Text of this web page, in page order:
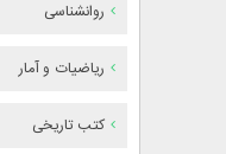
روانشناسی
ریاضیات و آمار
کتب تاریخی